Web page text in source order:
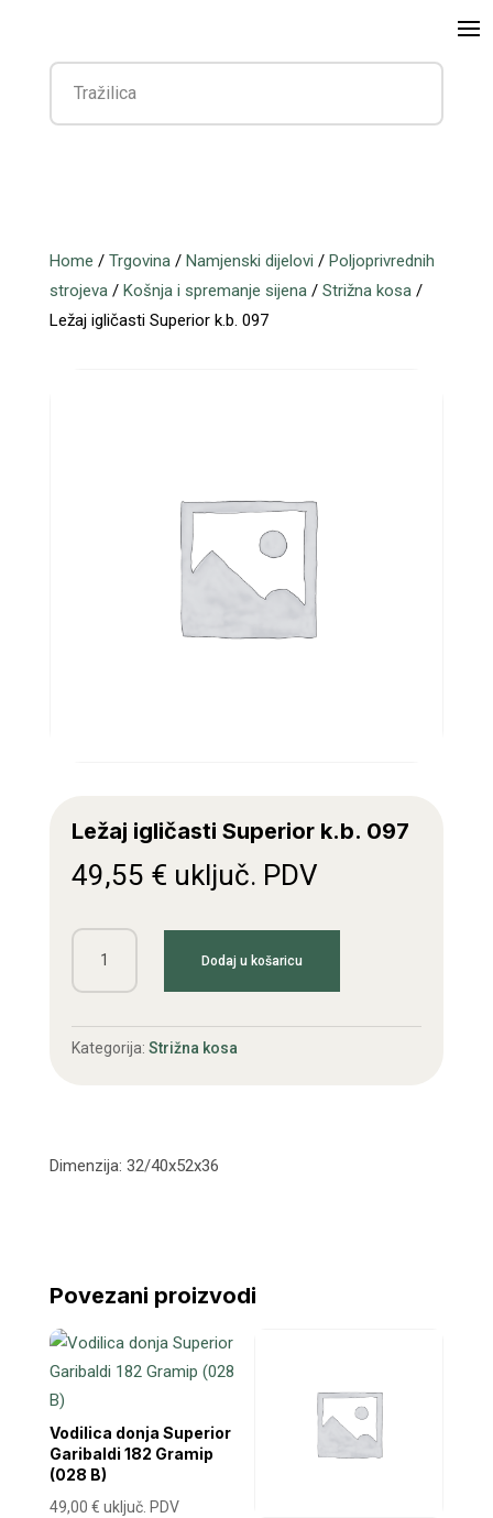
Home / Trgovina/ Namjenski dijelovi / Poljoprivrednih
strojeva/ Košnja i spremanje sijena/ Strižna kosa/
Ležaj igličasti Superior k.b. 097
Ležaj igličasti Superior k.b. 097
49,55 € uključ. PDV
Ležaj
igličasti
k.b.
Dodaj u košaricu
Kategorija: Strižna kosa
Dimenzija: 32/40x52x36
Povezani proizvodi
Vodilica donja Superior
Garibaldi 182 Gramip
(028 B)
49,00 € uključ. PDV